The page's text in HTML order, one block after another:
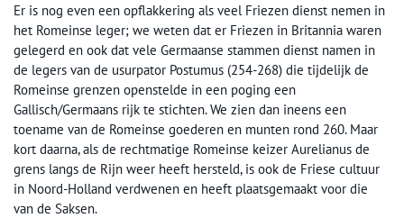
Er is nog even een opflakkering als veel Friezen dienst nemen in
het Romeinse leger; we weten dat er Friezen in Britannia waren
gelegerd en ook dat vele Germaanse stammen dienst namen in
de legers van de usurpator Postumus (254-268) die tijdelijk de
Romeinse grenzen openstelde in een poging een
Gallisch/Germaans rijk te stichten. We zien dan ineens een
toename van de Romeinse goederen en munten rond 260. Maar
kort daarna, als de rechtmatige Romeinse keizer Aurelianus de
grens langs de Rijn weer heeft hersteld, is ook de Friese cultuur
in Noord-Holland verdwenen en heeft plaatsgemaakt voor die
van de Saksen.